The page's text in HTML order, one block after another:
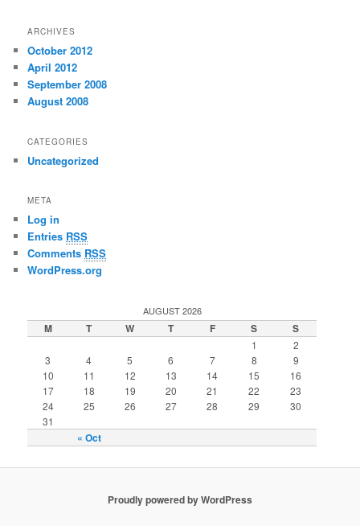
ARCHIVES
October 2012
April 2012
September 2008
August 2008
CATEGORIES
Uncategorized
META
Log in
Entries RSS
Comments RSS
WordPress.org
AUGUST 2026
M T W T F S S
« Oct
1
2
3
4 5 6 7 8
9
10
11 12 13 14 15
16
17
18 19 20 21 22
23
24
25 26 27 28 29
30
31
Proudly powered by WordPress